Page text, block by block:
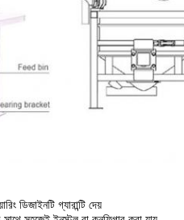
ডিজাইনটি গ্যারান্টি দেয়